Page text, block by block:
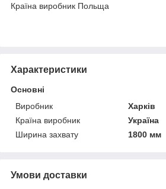
Країна виробник Польща
Характеристики
Основні
Виробник
Харків
Країна виробник
Україна
Ширина захвату
1800 мм
Умови доставки